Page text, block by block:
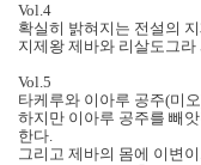
Vol.4
확실히 밝혀지는 전설의
지제왕 제바와 리살도그
Vol.5
타케루와 이아루 공주(미
하지만 이아루 공주를 빼
한다.
그리고 제바의 몸에 이변